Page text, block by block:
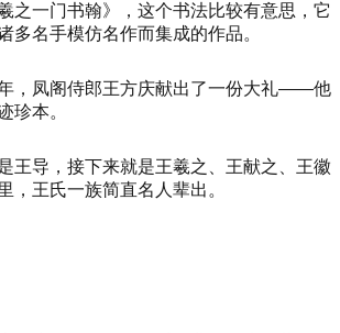
之一门书翰》，这个书法比较有意思，它
多名手模仿名作而集成的作品。
，凤阁侍郎王方庆献出了一份大礼——他
珍本。
王导，接下来就是王羲之、王献之、王徽
，王氏一族简直名人辈出。